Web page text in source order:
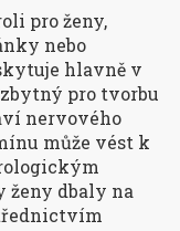
pro ženy,
nebo
hlavně v
pro tvorbu
nervového
může vést k
ženy dbaly na